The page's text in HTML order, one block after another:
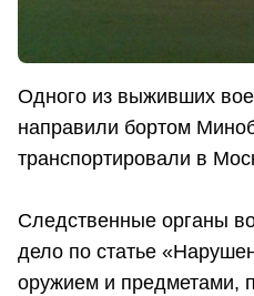
Одного из выживших
направили бортом
транспортировали в
Следственные органы
дело по статье
оружием и предметами,